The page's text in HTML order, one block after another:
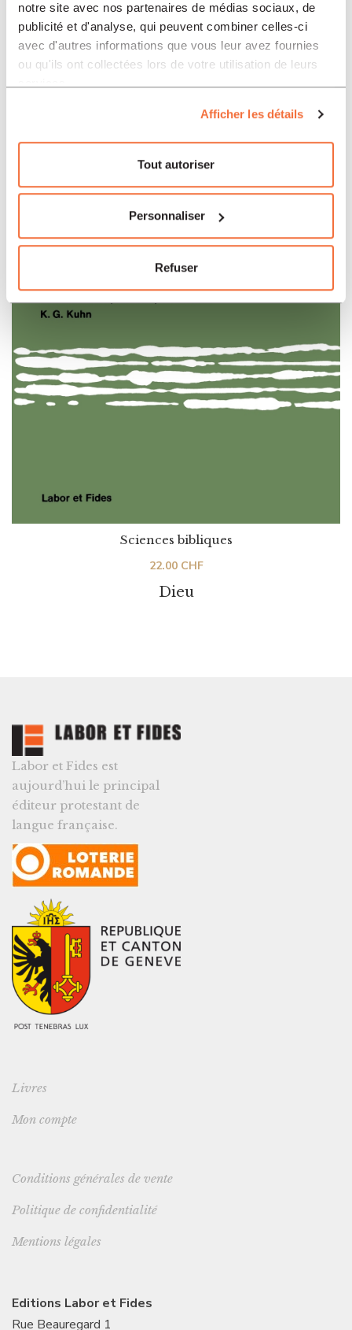
notre site avec nos partenaires de médias sociaux, de
publicité et d'analyse, qui peuvent combiner celles-ci
avec d'autres informations que vous leur avez fournies
ou qu'ils ont collectées lors de votre utilisation de leurs
Afficher les détails
Tout autoriser
Personnaliser
Refuser
Esprit
Dieu
Sciences bibliques
22.00 CHF
Labor et Fides est
aujourd’hui le principal
éditeur protestant de
langue française.
Livres
Mon compte
Conditions générales de vente
Politique de confidentialité
Mentions légales
Editions Labor et Fides
Rue Beauregard 1